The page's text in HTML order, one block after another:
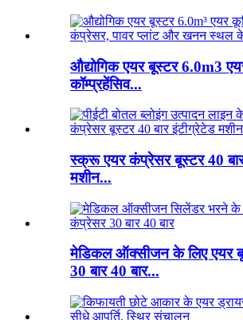
औद्योगिक एयर बूस्टर 6.0m3
कॉम्प्रहेंसिव...
स्क्रू एयर कंप्रेसर बूस्टर 40
मशीन...
मेडिकल ऑक्सीजन के लिए एयर
30 बार 40 बार...